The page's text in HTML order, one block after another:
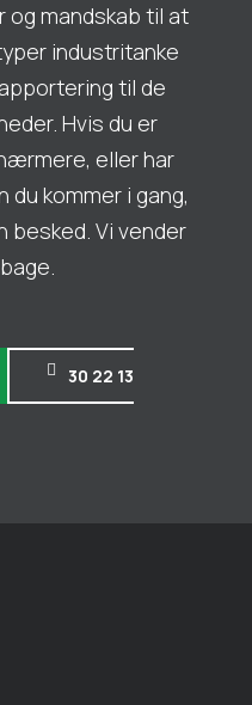
og mandskab til at
industritanke
til de
Hvis du er
eller har
du kommer i gang,
besked. Vi vender
30 22 13